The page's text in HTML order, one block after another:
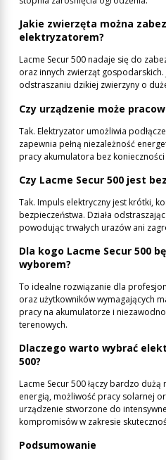
Jakie zwierzęta można
elektryzatorem?
Lacme Secur 500 nadaje się do
oraz innych zwierząt
odstraszaniu dzikiej zwierzyny o
Czy urządzenie może
Tak. Elektryzator umożliwia
zapewnia pełną niezależność
pracy akumulatora bez konieczności
Czy Lacme Secur 500 jest
Tak. Impuls elektryczny jest krótki,
bezpieczeństwa. Działa
powodując trwałych urazów ani
Dla kogo Lacme Secur 500
wyborem?
To idealne rozwiązanie dla
oraz użytkowników wymagających
pracy na akumulatorze i
terenowych.
Dlaczego warto wybrać
500?
Lacme Secur 500 łączy bardzo
energią, możliwość pracy solarnej
urządzenie stworzone do
kompromisów w zakresie
Podsumowanie